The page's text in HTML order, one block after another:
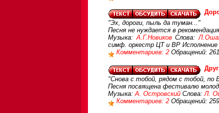
"Эх, дороги, пыль да туман..."
Песня не нуждается в
Музыка:А.Г.НовиковСлова:
симф. оркестр ЦТ и ВР Исполнение
Комментариев: 2 Обращений:
"Снова с тобой, рядом с тобой,
Песня посвящена фестивалю
Музыка:А. Островский Слова:Л.
Комментариев: 2 Обращений: